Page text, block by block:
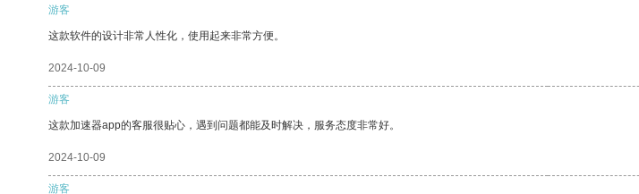
游客
这款软件的设计非常人性化，使用起来非常方便。
2024-10-09
游客
这款加速器app的客服很贴心，遇到问题都能及时解决，服务态度非常好。
2024-10-09
游客